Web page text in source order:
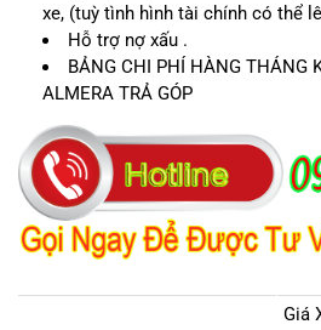
xe, (tuỳ tình hình tài chính có thể
Hỗ trợ nợ xấu .
BẢNG CHI PHÍ HÀNG THÁNG
ALMERA TRẢ GÓP
Giá